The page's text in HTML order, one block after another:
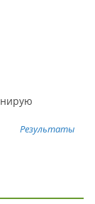
Результаты